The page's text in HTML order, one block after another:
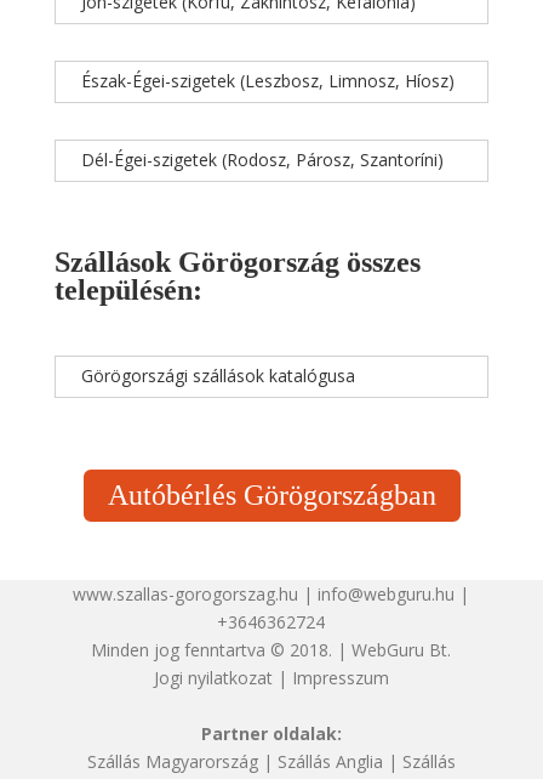
Észak-Égei-szigetek (Leszbosz, Limnosz, Híosz)
Dél-Égei-szigetek (Rodosz, Párosz, Szantoríni)
Szállások Görögország összes
településén:
Görögországi szállások katalógusa
Autóbérlés Görögországban
www.szallas-gorogorszag.hu | info@webguru.hu |
+3646362724
Minden jog fenntartva © 2018. | WebGuru Bt.
Jogi nyilatkozat| Impresszum
Partner oldalak:
Szállás Magyarország| Szállás Anglia | Szállás